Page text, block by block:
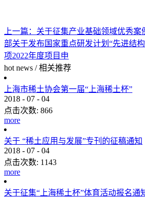
上一篇： 关于征集产业基础领域优秀案
部关于发布国家重点研发计划“先进结
项2022年度项目申
hot news / 相关推荐
上海市稀土协会第一届“上海稀土杯”
2018 - 07 - 04
点击次数: 866
more
关于 “稀土应用与发展”专刊的征稿通知
2018 - 07 - 04
点击次数: 1143
more
关于征集“上海稀土杯”体育活动报名通